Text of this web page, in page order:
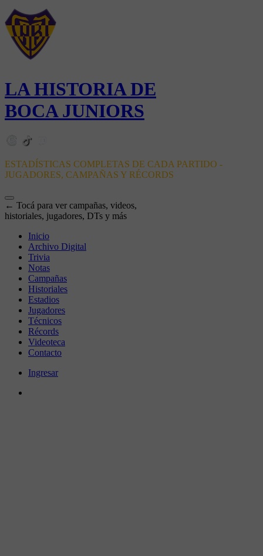
LA HISTORIA DE
BOCA JUNIORS
ESTADÍSTICAS COMPLETAS DE CADA PARTIDO -
JUGADORES, CAMPAÑAS Y RÉCORDS
← Tocá para ver campañas, videos,
historiales, jugadores, DTs y más
Inicio
Archivo Digital
Trivia
Notas
Campañas
Historiales
Estadios
Jugadores
Técnicos
Récords
Videoteca
Contacto
Ingresar